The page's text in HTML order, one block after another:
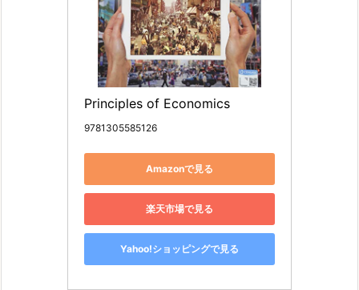
Principles of Economics
9781305585126
Amazonで見る
楽天市場で見る
Yahoo!ショッピングで見る